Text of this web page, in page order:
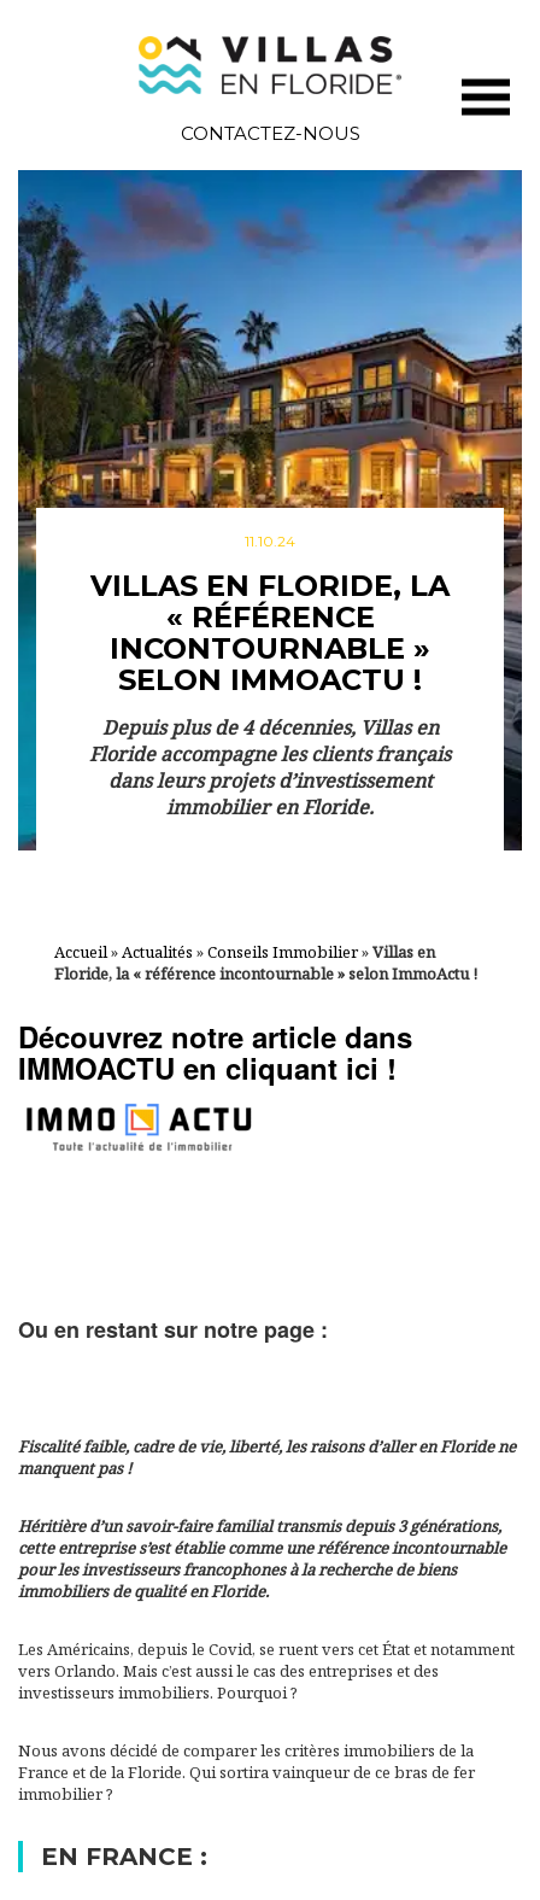
CONTACTEZ-NOUS
11.10.24
VILLAS EN FLORIDE, LA
« RÉFÉRENCE
INCONTOURNABLE »
SELON IMMOACTU !
Depuis plus de 4 décennies, Villas en
Floride accompagne les clients français
dans leurs projets d’investissement
immobilier en Floride.
Accueil»Actualités »Conseils Immobilier»Villas en
Floride, la « référence incontournable » selon ImmoActu !
Découvrez notre article dans
IMMOACTU en cliquant ici !
Ou en restant sur notre page :
Fiscalité faible, cadre de vie, liberté, les raisons d’aller en Floride ne
manquent pas !
Héritière d’un savoir-faire familial transmis depuis 3 générations,
cette entreprise s’est établie comme une référence incontournable
pour les investisseurs francophones à la recherche de biens
immobiliers de qualité en Floride.
Les Américains, depuis le Covid, se ruent vers cet État et notamment
vers Orlando. Mais c’est aussi le cas des entreprises et des
investisseurs immobiliers. Pourquoi ?
Nous avons décidé de comparer les critères immobiliers de la
France et de la Floride. Qui sortira vainqueur de ce bras de fer
immobilier ?
EN FRANCE :